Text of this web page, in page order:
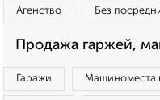
Агенство Без
Продажа гаржей,
Гаражи Машиноместа